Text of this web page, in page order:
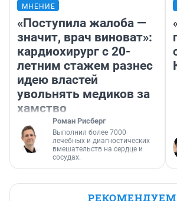
МНЕНИЕ
«Поступила жалоба —
значит, врач виноват»:
кардиохирург с 20-
летним стажем разнес
идею властей
увольнять медиков за
хамство
Роман Рисберг
Выполнил более 7000
лечебных и диагностических
вмешательств на сердце и
сосудах.
РЕКОМЕНДУЕМ